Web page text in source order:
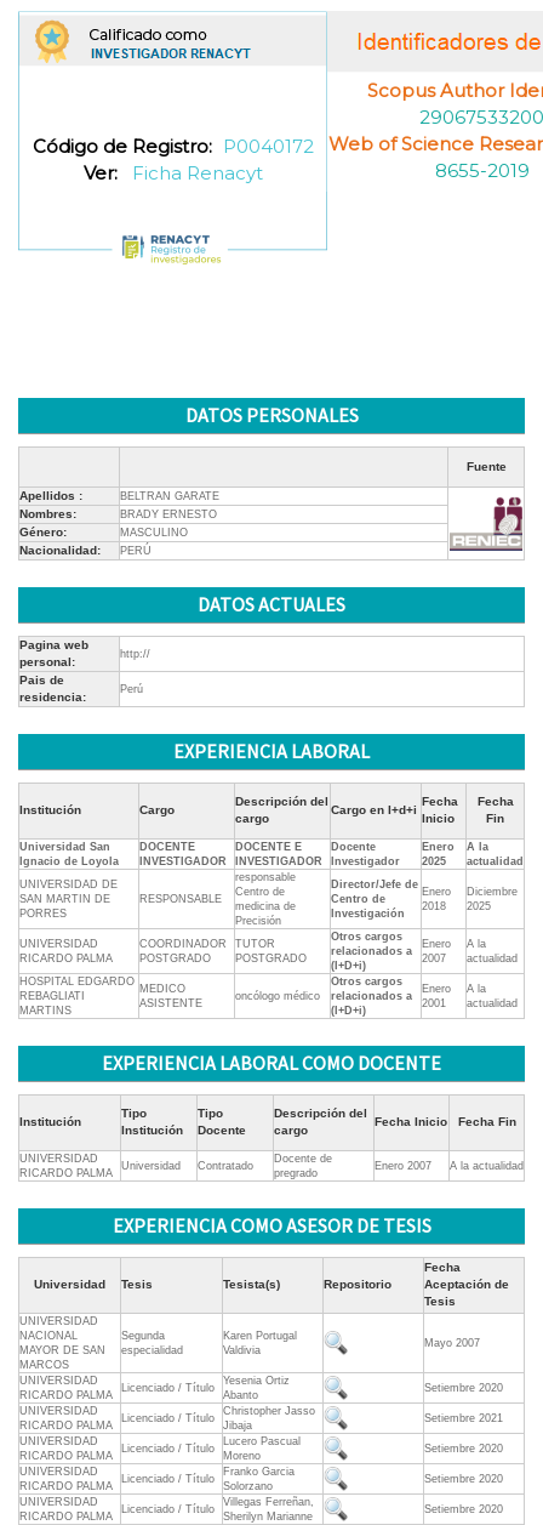
Código de Registro: P0040172
Ver:
Ficha Renacyt
Scopus Author
29067533200
Web of Science
8655-2019
DATOS PERSONALES
Fuente
Apellidos : BELTRAN GARATE
Nombres: BRADY ERNESTO
Género: MASCULINO
Nacionalidad: PERÚ
DATOS ACTUALES
Pagina web
personal:
http://
Pais de
residencia:
Perú
EXPERIENCIA LABORAL
Institución Cargo
Descripción del
cargo
Cargo en I+d+i
Fecha
Inicio
Fecha
Fin
Universidad San
Ignacio de Loyola
DOCENTE
INVESTIGADOR
DOCENTE E
INVESTIGADOR
Docente
Investigador
Enero
2025
A la
actualidad
UNIVERSIDAD DE
SAN MARTIN DE
PORRES
RESPONSABLE
responsable
Centro de
medicina de
Precisión
Director/Jefe de
Centro de
Investigación
Enero
2018
Diciembre
2025
UNIVERSIDAD
RICARDO PALMA
COORDINADOR
POSTGRADO
TUTOR
POSTGRADO
Otros cargos
relacionados a
(I+D+i)
Enero
2007
A la
actualidad
HOSPITAL EDGARDO
REBAGLIATI
MARTINS
MEDICO
ASISTENTE
oncólogo médico
Otros cargos
relacionados a
(I+D+i)
Enero
2001
A la
actualidad
EXPERIENCIA LABORAL COMO DOCENTE
Institución
Tipo
Institución
Tipo
Docente
Descripción del
cargo
Fecha Inicio Fecha Fin
UNIVERSIDAD
RICARDO PALMA
Universidad Contratado
Docente de
pregrado
Enero 2007 A la actualidad
EXPERIENCIA COMO ASESOR DE TESIS
Universidad Tesis Tesista(s) Repositorio
Fecha
Aceptación de
Tesis
UNIVERSIDAD
NACIONAL
MAYOR DE SAN
MARCOS
Segunda
especialidad
Karen Portugal
Valdivia
Mayo 2007
UNIVERSIDAD
RICARDO PALMA
Licenciado / Título
Yesenia Ortiz
Abanto
Setiembre 2020
UNIVERSIDAD
RICARDO PALMA
Licenciado / Título
Christopher Jasso
Jibaja
Setiembre 2021
UNIVERSIDAD
RICARDO PALMA
Licenciado / Título
Lucero Pascual
Moreno
Setiembre 2020
UNIVERSIDAD
RICARDO PALMA
Licenciado / Título
Franko Garcia
Solorzano
Setiembre 2020
UNIVERSIDAD
RICARDO PALMA
Licenciado / Título
Villegas Ferreñan,
Sherilyn Marianne
Setiembre 2020